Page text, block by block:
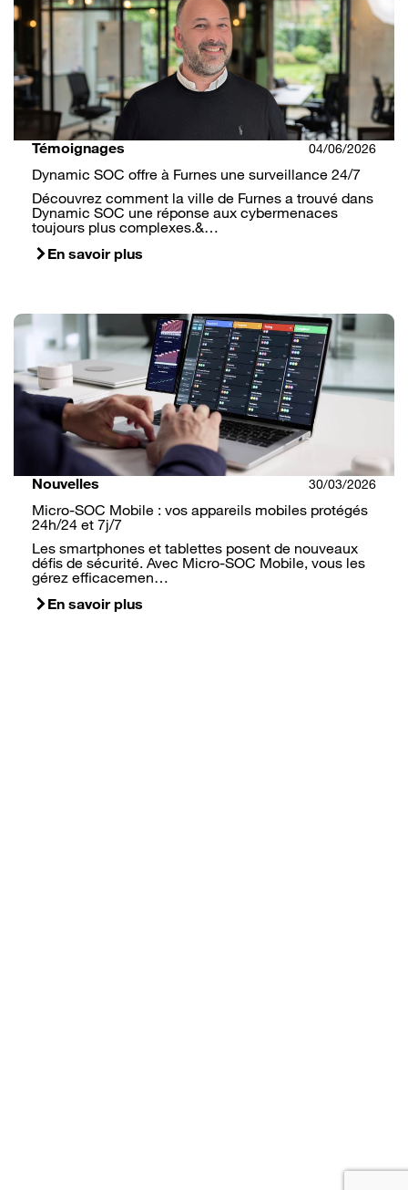
Témoignages 04/06/2026
Dynamic SOC offre à Furnes une surveillance 24/7
Découvrez comment la ville de Furnes a trouvé dans
Dynamic SOC une réponse aux cybermenaces
toujours plus complexes.&…
En savoir plus
Nouvelles 30/03/2026
Micro-SOC Mobile : vos appareils mobiles protégés
24h/24 et 7j/7
Les smartphones et tablettes posent de nouveaux
défis de sécurité. Avec Micro-SOC Mobile, vous les
gérez efficacemen…
En savoir plus